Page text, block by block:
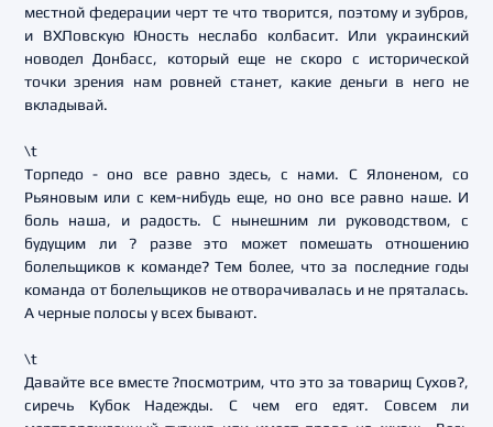
местной федерации черт те что творится, поэтому и зубров,
и ВХЛовскую Юность неслабо колбасит. Или украинский
новодел Донбасс, который еще не скоро с исторической
точки зрения нам ровней станет, какие деньги в него не
вкладывай.
\t
Торпедо - оно все равно здесь, с нами. С Ялоненом, со
Рьяновым или с кем-нибудь еще, но оно все равно наше. И
боль наша, и радость. С нынешним ли руководством, с
будущим ли ? разве это может помешать отношению
болельщиков к команде? Тем более, что за последние годы
команда от болельщиков не отворачивалась и не пряталась.
А черные полосы у всех бывают.
\t
Давайте все вместе ?посмотрим, что это за товарищ Сухов?,
сиречь Кубок Надежды. С чем его едят. Совсем ли